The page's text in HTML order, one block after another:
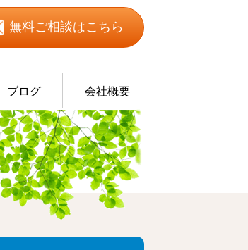
無料ご相談はこちら
ブログ 会社概要